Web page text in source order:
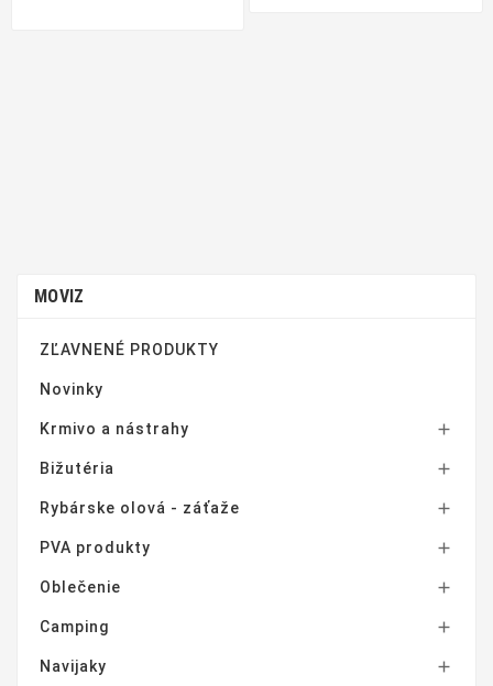
MOVIZ
ZĽAVNENÉ PRODUKTY
Novinky
Krmivo a nástrahy 
Bižutéria 
Rybárske olová - záťaže 
PVA produkty 
Oblečenie 
Camping 
Navijaky 